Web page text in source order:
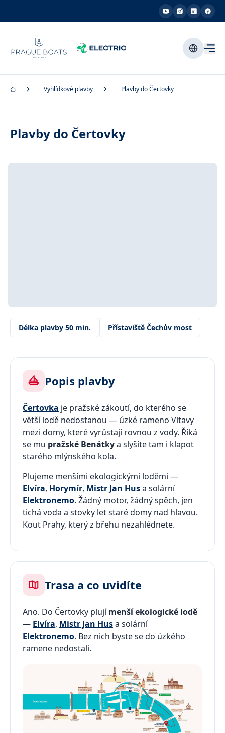
Vyhlídkové plavby Plavby do Čertovky
Plavby do Čertovky
Délka plavby 50 min. Přístaviště Čechův most
Popis plavby
Čertovka je pražské zákoutí, do kterého se
větší lodě nedostanou — úzké rameno Vltavy
mezi domy, které vyrůstají rovnou z vody. Říká
se mu pražské Benátkya slyšíte tam i klapot
starého mlýnského kola.
Plujeme menšími ekologickými loděmi —
Elvíra, Horymír, Mistr Jan Husa solární
Elektronemo. Žádný motor, žádný spěch, jen
tichá voda a stovky let staré domy nad hlavou.
Kout Prahy, který z břehu nezahlédnete.
Trasa a co uvidíte
Ano. Do Čertovky plujímenší ekologické lodě
— Elvíra, Mistr Jan Husa solární
Elektronemo. Bez nich byste se do úzkého
ramene nedostali.